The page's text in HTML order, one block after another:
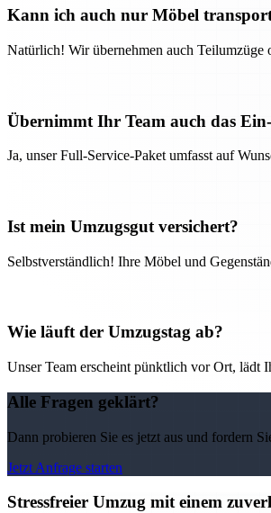
Kann ich auch nur Möbel
Natürlich! Wir übernehmen auch Teilumzüge
Übernimmt Ihr Team auch das
Ja, unser Full-Service-Paket umfasst auf
Ist mein Umzugsgut versichert?
Selbstverständlich! Ihre Möbel und
Wie läuft der Umzugstag ab?
Unser Team erscheint pünktlich vor Ort, lädt
Alle Fragen geklärt?
Dann probieren Sie es jetzt aus und fordern
Jetzt Anfrage starten
Stressfreier Umzug mit einem